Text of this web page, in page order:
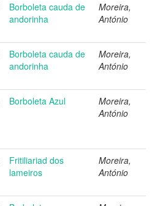
Borboleta cauda de
andorinha
Moreira,
António
Borboleta cauda de
andorinha
Moreira,
António
Borboleta Azul
Moreira,
António
Fritiliariad dos
lameiros
Moreira,
António